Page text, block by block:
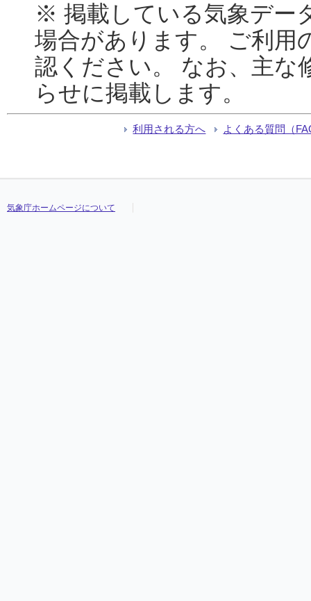
※ 掲載している気象デー
場合があります。 ご利用
認ください。 なお、主な
らせに掲載します。
利用される方へ よくある質問（
気象庁ホームページについて